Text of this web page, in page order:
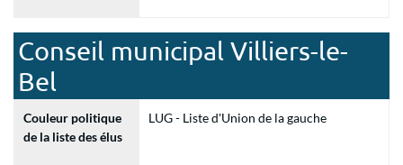
Conseil municipal Villiers-le-
Bel
Couleur politique
de la liste des élus
LUG - Liste d'Union de la gauche